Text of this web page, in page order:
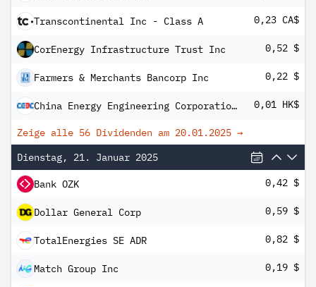
Transcontinental Inc - Class A 0,23 CA$
CorEnergy Infrastructure Trust Inc 0,52 $
Farmers & Merchants Bancorp Inc 0,22 $
China Energy Engineering Corporation Ltd Shs -H- Unitary 144A/Reg S 0,01 HK$
Zeige alle 56 Dividenden am 20.01.2025 →
Dienstag, 21. Januar 2025
Bank OZK 0,42 $
Dollar General Corp 0,59 $
TotalEnergies SE ADR 0,82 $
Match Group Inc 0,19 $